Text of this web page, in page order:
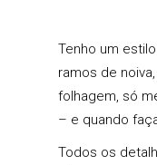
Tenho um
ramos de
folhagem, só
– e quando
Todos os